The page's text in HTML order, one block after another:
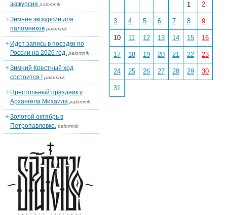
1 2
3 4 5 6 7 8 9
10 11 12 13 14 15 16
17 18 19 20 21 22 23
24 25 26 27 28 29 30
31
экскурсия palomnik
Зимние экскурсии для
паломников palomnik
Идет запись в поездки по
России на 2026 год. palomnik
Зимний Крестный ход
состоится ! palomnik
Престольный праздник у
Архангела Михаила palomnik
Золотой октябрь в
Петропавловке. palomnik